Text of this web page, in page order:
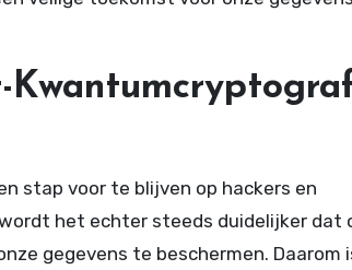
stap voor te blijven op hackers en
het echter steeds duidelijker dat
gegevens te beschermen. Daarom